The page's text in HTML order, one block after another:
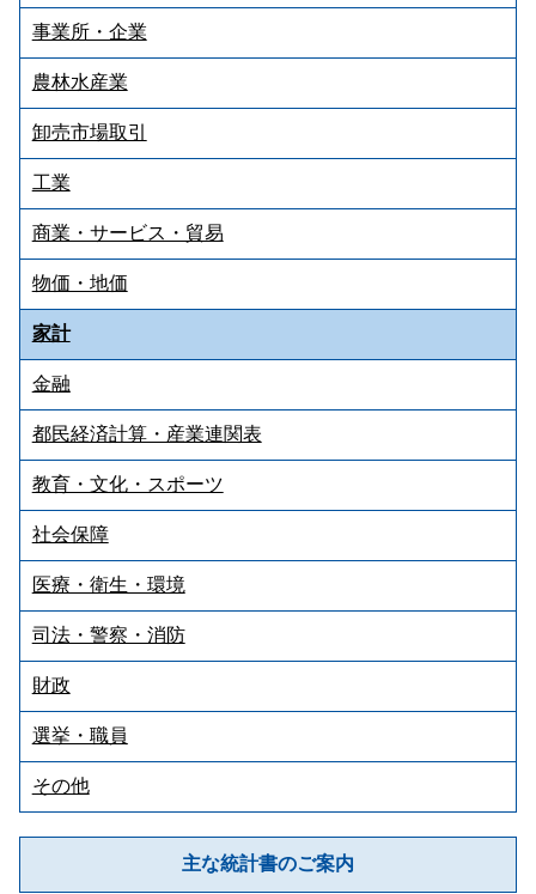
事業所・企業
農林水産業
卸売市場取引
工業
商業・サービス・貿易
物価・地価
家計
金融
都民経済計算・産業連関表
教育・文化・スポーツ
社会保障
医療・衛生・環境
司法・警察・消防
財政
選挙・職員
その他
主な統計書のご案内